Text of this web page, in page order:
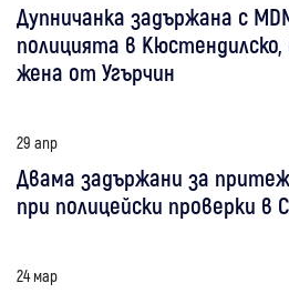
Дупничанка задържана с
полицията в Кюстендилско,
жена от Угърчин
29 апр
Двама задържани за
при полицейски проверки в
24 мар